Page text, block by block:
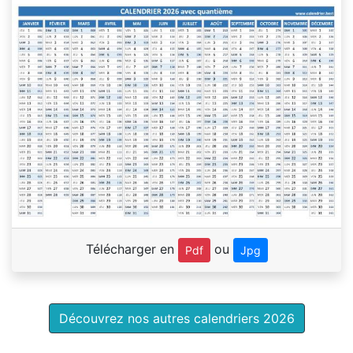
Télécharger en Pdf ou Jpg
Découvrez nos autres calendriers 2026